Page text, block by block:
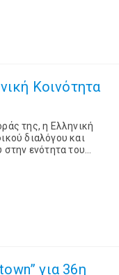
Κοινότητα
της, η Ελληνική
διαλόγου και
ενότητα του
για 36η